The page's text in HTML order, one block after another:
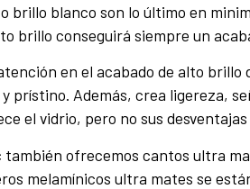
brillo blanco son lo último en
brillo conseguirá siempre un
en el acabado de alto
prístino. Además, crea ligereza,
el vidrio, pero no sus
ofrecemos cantos ultra
melamínicos ultra mates se